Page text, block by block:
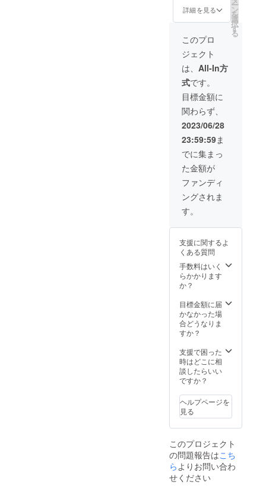
でのあ
ちゃっ
てくだ
さい。
（写真
とはメ
ニュー
が異な
りま
す）
※「みち
くさ能
勢」
（大阪
府能勢
町）ま
での交
通費は
実費ご
しま
す。 ※
ランチ
会は9月
中の予
定で
わない
場合
は、ラ
（「み
ちくさ
能勢」
通常ラ
当分・
季節に
よりメ
ニュー
りま
す）引
換券（1
年以内
の期限
※（掲載
のお名
前につ
いて）
本名以
外可能
です
が、公
序良俗
に反す
るお名
前の場
合は、
CAMP
FIREの
アカウ
ント名
又は、
こちら
で編集
したお
せてい
ます。
※「みち
くさ能
勢」
（大阪
町）ま
での交
通費は
実費ご
願い致
しま
す。 ※
ランチ
会は9月
中の予
定で
す。日
わない
場合
は、ラ
ンチお
食事
アカウ
ント名
又は、
こちら
で編集
したお
名前を
掲載さ
せてい
ただき
ます。
※パンフ
レット
は、
2023年
7月29日
の初上
映に間
に合う
ように
発送い
本名以
外可能
です
が、公
序良俗
に反す
るお名
前の場
合は、
CAMP
FIREの
アカウ
ント名
又は、
こちら
で編集
したお
名前を
掲載さ
せてい
ただき
限定で
りま
す。 ・
監督か
らあな
たへお
礼メッ
セージ
をメー
ルでお
送りし
ます。
※１名様
限定で
す。
て、あ
なたの
お名前
をクレ
ジット
しま
す！ ・
パンフ
レット
に「エ
グゼグ
ティブ
プロ
デュー
サー」
とし
て、あ
なたの
お名前
を掲載
しま
フレッ
部送付
しま
す。 ・
公式
ホーム
に「エ
グゼグ
ティブ
プロ
サー」
とし
て、あ
なたの
を掲載
しま
す。 ・
監督か
たへお
礼メッ
セージ
カード
１枚 国
詳細を見る ー
ン
を
選
択
す
る
このプロ
ジェクト
は、 All-In方
式です。
目標金額に
関わらず、
2023/06/28
23:59:59ま
でに集まっ
た金額が
ファンディ
ングされま
す。
支援に関するよ
くある質問
手数料はいく
らかかります
か？
目標金額に届
かなかった場
合どうなりま
すか？
支援で困った
時はどこに相
談したらいい
ですか？
ヘルプページを
見る
このプロジェクト
の問題報告はこち
らよりお問い合わ
せください